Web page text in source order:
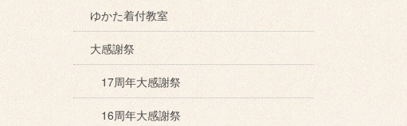
ゆかた着付教室
大感謝祭
17周年大感謝祭
16周年大感謝祭